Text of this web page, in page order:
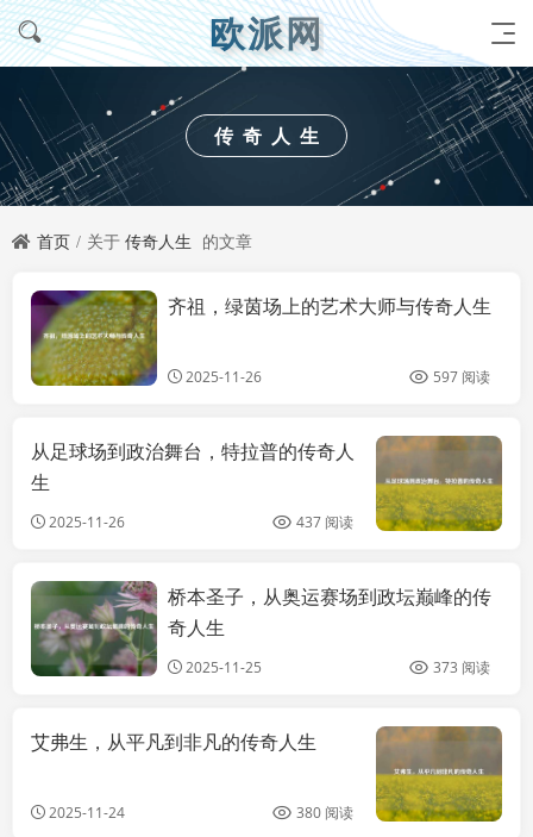
欧派网
传奇人生
首页 关于 传奇人生 的文章
攻略
齐祖，绿茵场上的艺术大师与传奇人生
2025-11-26 597 阅读
从足球场到政治舞台，特拉普的传奇人
生
2025-11-26 437 阅读
综合
桥本圣子，从奥运赛场到政坛巅峰的传
奇人生
2025-11-25 373 阅读
艾弗生，从平凡到非凡的传奇人生
2025-11-24 380 阅读